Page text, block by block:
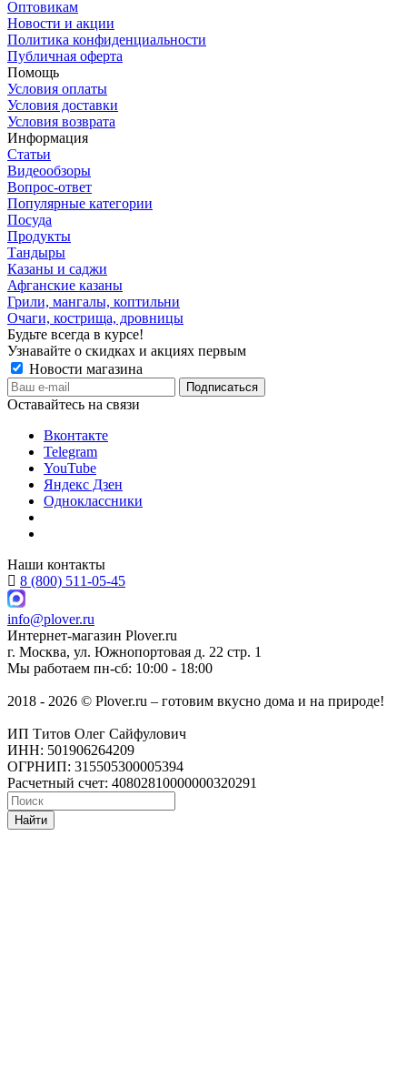
Оптовикам
Новости и акции
Политика конфиденциальности
Публичная оферта
Помощь
Условия оплаты
Условия доставки
Условия возврата
Информация
Статьи
Видеообзоры
Вопрос-ответ
Популярные категории
Посуда
Продукты
Тандыры
Казаны и саджи
Афганские казаны
Грили, мангалы, коптильни
Очаги, кострища, дровницы
Будьте всегда в курсе!
Узнавайте о скидках и акциях первым
Новости магазина
Оставайтесь на связи
Вконтакте
Telegram
YouTube
Яндекс Дзен
Одноклассники
Наши контакты
8 (800) 511-05-45
info@plover.ru
Интернет-магазин Plover.ru
г. Москва, ул. Южнопортовая д. 22 стр. 1
Мы работаем пн-сб: 10:00 - 18:00
2018 - 2026 © Plover.ru – готовим вкусно дома и на природе!
ИП Титов Олег Сайфулович
ИНН: 501906264209
ОГРНИП: 315505300005394
Расчетный счет: 40802810000000320291
Найти